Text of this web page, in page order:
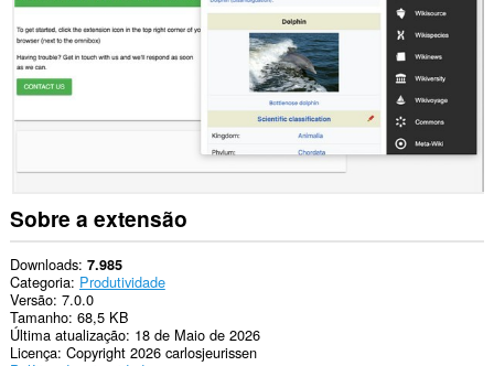
This
permission
allows
other
installed
extensions
and
to
this
extension.
Esta
extensão
adicionará
um
painel
Sobre a extensão
Downloads 7.985
Categoria Produtividade
Versão 7.0.0
Tamanho 68,5 KB
Última atualização 18 de Maio de 2026
Licença Copyright 2026 carlosjeurissen